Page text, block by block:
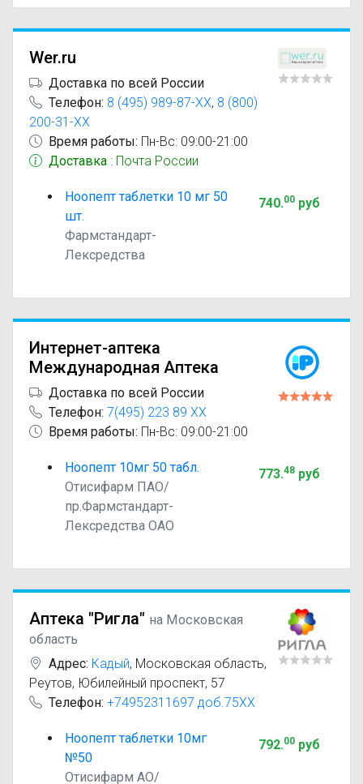
Wer.ru
Доставка по всей России
Телефон: 8 (495) 989-87-XX, 8 (800)
200-31-XX
Время работы: Пн-Вс: 09:00-21:00
Доставка : Почта России
Ноопепт таблетки 10 мг 50
шт.
Фармстандарт-
Лексредства
740.00руб
Интернет-аптека
Международная Аптека
Доставка по всей России
Телефон: 7(495) 223 89 XX
Время работы: Пн-Вс: 09:00-21:00
Ноопепт 10мг 50 табл.
Отисифарм ПАО/
пр.Фармстандарт-
Лексредства ОАО
773.48руб
Аптека "Ригла" на Московская
область
Адрес: Кадый, Московская область,
Реутов, Юбилейный проспект, 57
Телефон: +74952311697 доб.75XX
Ноопепт таблетки 10мг
№50
Отисифарм АО/
792.00руб